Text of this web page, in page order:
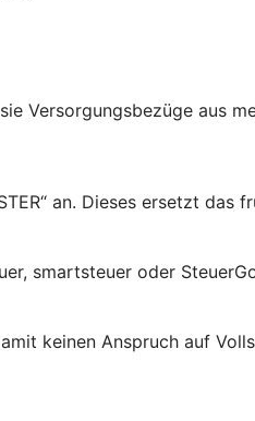
Versorgungsbezüge aus
an. Dieses ersetzt das
smartsteuer oder
keinen Anspruch auf